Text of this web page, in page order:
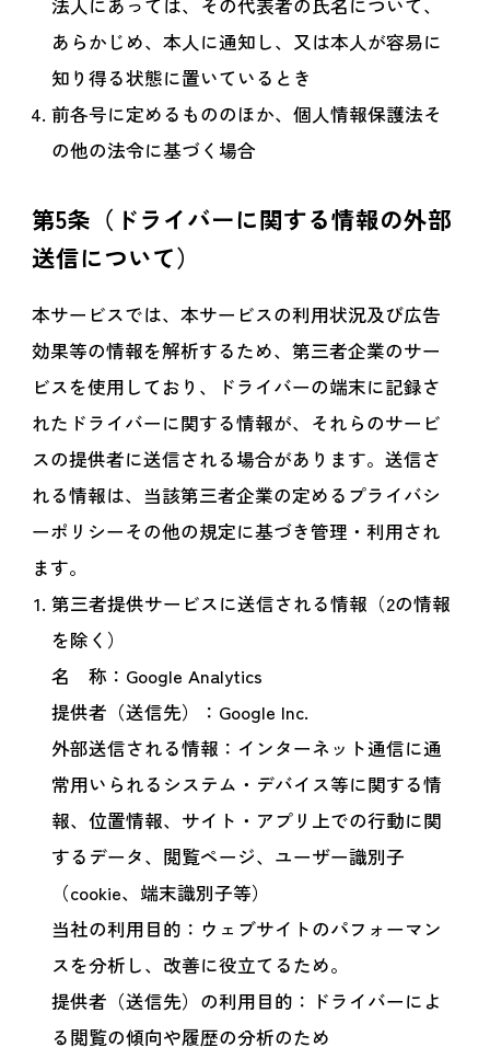
あらかじめ、本人に通知し、又は本人が容易に
知り得る状態に置いているとき
前各号に定めるもののほか、個人情報保護法そ
の他の法令に基づく場合
第5条（ドライバーに関する情報の外部
送信について）
本サービスでは、本サービスの利用状況及び広告
効果等の情報を解析するため、第三者企業のサー
ビスを使用しており、ドライバーの端末に記録さ
れたドライバーに関する情報が、それらのサービ
スの提供者に送信される場合があります。送信さ
れる情報は、当該第三者企業の定めるプライバシ
ーポリシーその他の規定に基づき管理・利用され
ます。
第三者提供サービスに送信される情報（2の情報
を除く）
名 称：Google Analytics
提供者（送信先）：Google Inc.
外部送信される情報：インターネット通信に通
常用いられるシステム・デバイス等に関する情
報、位置情報、サイト・アプリ上での行動に関
するデータ、閲覧ページ、ユーザー識別子
（cookie、端末識別子等）
当社の利用目的：ウェブサイトのパフォーマン
スを分析し、改善に役立てるため。
提供者（送信先）の利用目的：ドライバーによ
る閲覧の傾向や履歴の分析のため